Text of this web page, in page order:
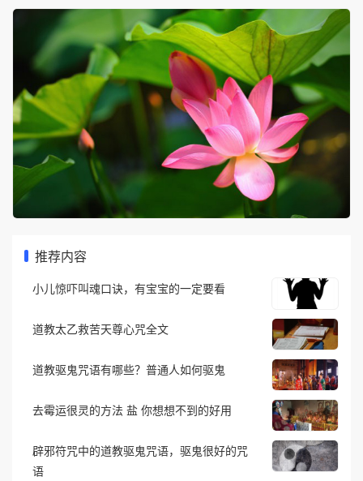
推荐内容
小儿惊吓叫魂口诀，有宝宝的一定要看
道教太乙救苦天尊心咒全文
道教驱鬼咒语有哪些？普通人如何驱鬼
去霉运很灵的方法 盐 你想想不到的好用
辟邪符咒中的道教驱鬼咒语，驱鬼很好的咒
语